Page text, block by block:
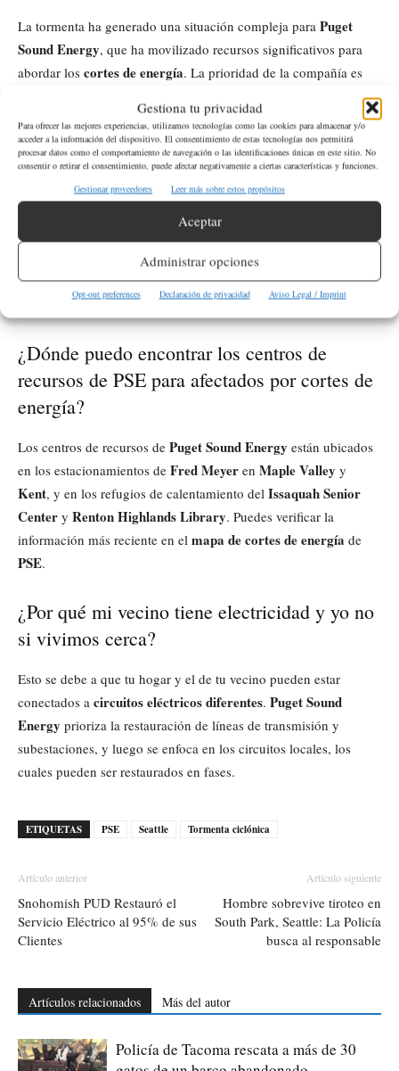
Gestiona tu privacidad
Para ofrecer las mejores experiencias, utilizamos tecnologías como las cookies para almacenar y/o
acceder a la información del dispositivo. El consentimiento de estas tecnologías nos permitirá
procesar datos como el comportamiento de navegación o las identificaciones únicas en este sitio. No
consentir o retirar el consentimiento, puede afectar negativamente a ciertas características y funciones.
Gestionar proveedores
Leer más sobre estos propósitos
Aceptar
Administrar opciones
Opt-out preferences Declaración de privacidad Aviso Legal / Imprint
La tormenta ha generado una situación compleja para Puget
Sound Energy, que ha movilizado recursos significativos para
abordar los cortes de energía. La prioridad de la compañía es
garantizar la seguridad y el bienestar de sus clientes, ofreciendo
puntos de apoyo y manteniendo una comunicación constante a
través de su mapa de cortes. La fase actual de reparación destaca
la complejidad de las redes de distribución locales.
¿Qué porcentaje de clientes de Puget Sound
Energy ya tienen electricidad?
Cerca del90%de los clientes dePuget Sound Energyafectados
por la tormenta ya cuentan con servicio eléctrico.
¿Dónde puedo encontrar los centros de
recursos de PSE para afectados por cortes de
energía?
Los centros de recursos de Puget Sound Energy están ubicados
en los estacionamientos de Fred Meyer en Maple Valley y
Kent, y en los refugios de calentamiento del Issaquah Senior
Center y Renton Highlands Library. Puedes verificar la
información más reciente en el mapa de cortes de energía de
PSE.
¿Por qué mi vecino tiene electricidad y yo no
si vivimos cerca?
Esto se debe a que tu hogar y el de tu vecino pueden estar
conectados a circuitos eléctricos diferentes. Puget Sound
Energy prioriza la restauración de líneas de transmisión y
subestaciones, y luego se enfoca en los circuitos locales, los
cuales pueden ser restaurados en fases.
ETIQUETAS PSE Seattle Tormenta ciclónica
Artículo anterior
Snohomish PUD Restauró el
Servicio Eléctrico al 95% de sus
Clientes
Artículo siguiente
Hombre sobrevive tiroteo en
South Park, Seattle: La Policía
busca al responsable
Artículos relacionados Más del autor
Policía de Tacoma rescata a más de 30